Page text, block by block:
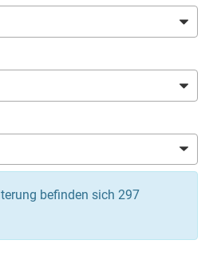
befinden sich 297